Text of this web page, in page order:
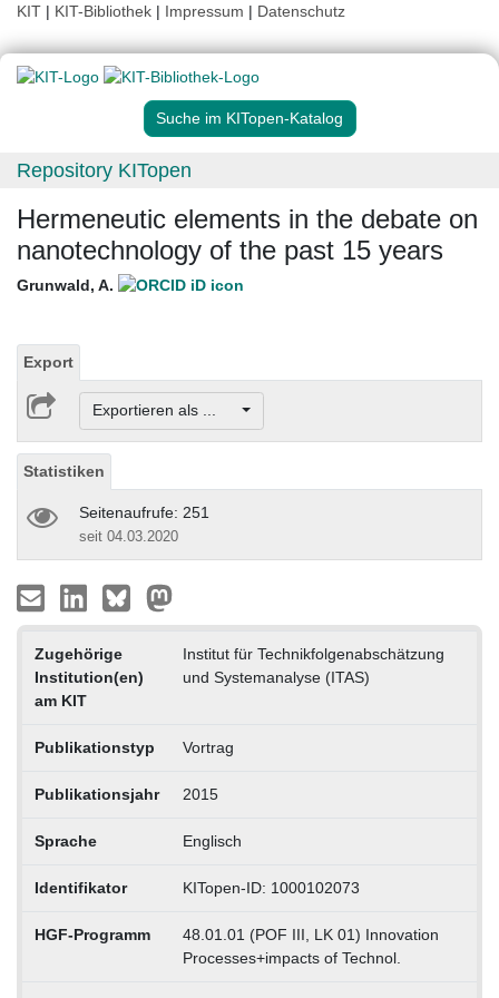
KIT | KIT-Bibliothek | Impressum | Datenschutz
Suche im KITopen-Katalog
Repository KITopen
Hermeneutic elements in the debate on
nanotechnology of the past 15 years
Grunwald, A.
Export
Exportieren als ...
Statistiken
Seitenaufrufe: 251
seit 04.03.2020
Zugehörige
Institution(en)
am KIT
Institut für Technikfolgenabschätzung
und Systemanalyse (ITAS)
Publikationstyp Vortrag
Publikationsjahr 2015
Sprache Englisch
Identifikator KITopen-ID: 1000102073
HGF-Programm
48.01.01 (POF III, LK 01) Innovation
Processes+impacts of Technol.